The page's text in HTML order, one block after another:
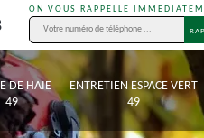
ON VOUS RAPPELLE
DE HAIE
49
ENTRETIEN ESPACE VERT
49